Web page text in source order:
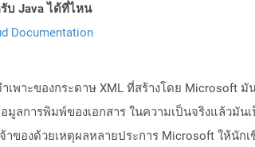
บ Java ได้ที่ไหน
Documentation
เพาะของกระดาษ XML ที่สร้างโดย
ลการพิมพ์ของเอกสาร ในความเป็นจริงแล้วมัน
ของด้วยเหตุผลหลายประการ Microsoft ให้นัก